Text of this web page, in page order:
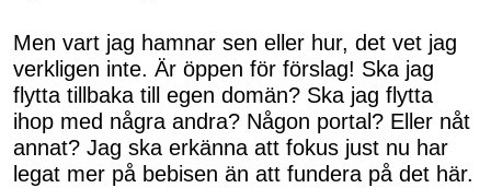
Men vart jag hamnar sen eller hur, det vet jag
verkligen inte. Är öppen för förslag! Ska jag
flytta tillbaka till egen domän? Ska jag flytta
ihop med några andra? Någon portal? Eller nåt
annat? Jag ska erkänna att fokus just nu har
legat mer på bebisen än att fundera på det här.